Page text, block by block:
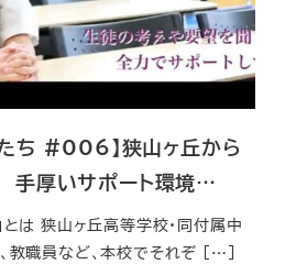
たち #006】狭山ヶ丘から
手厚いサポート環境…
とは 狭山ヶ丘高等学校・同付属中
教職員など、本校でそれぞ […]